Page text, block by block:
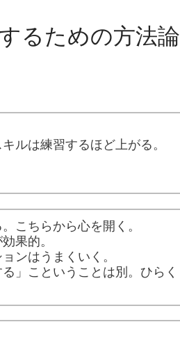
るための方法論
ルは練習するほど上がる。
こちらから心を開く。
果的。
ンはうまくいく。
」こということは別。ひらく